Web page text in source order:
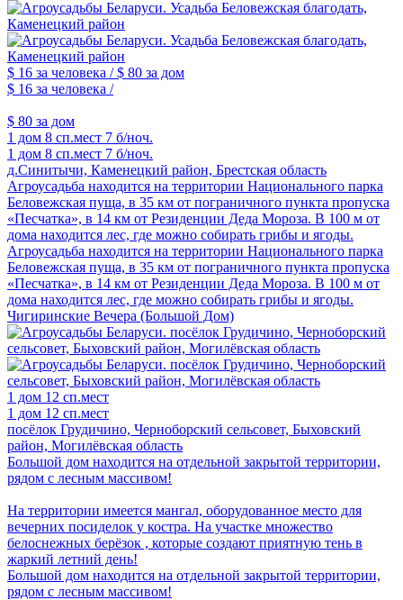
$ 16 за человека /$ 80 за дом
$ 16 за человека /
$ 80 за дом
1 дом 8 сп.мест 7 б/ноч.
1 дом 8 сп.мест 7 б/ноч.
д.Синитычи, Каменецкий район, Брестская область
Агроусадьба находится на территории Национального парка
Беловежская пуща, в 35 км от пограничного пункта пропуска
«Песчатка», в 14 км от Резиденции Деда Мороза. В 100 м от
дома находится лес, где можно собирать грибы и ягоды.
Агроусадьба находится на территории Национального парка
Беловежская пуща, в 35 км от пограничного пункта пропуска
«Песчатка», в 14 км от Резиденции Деда Мороза. В 100 м от
дома находится лес, где можно собирать грибы и ягоды.
Чигиринские Вечера (Большой Дом)
1 дом 12 сп.мест
1 дом 12 сп.мест
посёлок Грудичино, Черноборский сельсовет, Быховский
район, Могилёвская область
Большой дом находится на отдельной закрытой территории,
рядом с лесным массивом!
На территории имеется мангал, оборудованное место для
вечерних посиделок у костра. На участке множество
белоснежных берёзок , которые создают приятную тень в
жаркий летний день!
Большой дом находится на отдельной закрытой территории,
рядом с лесным массивом!